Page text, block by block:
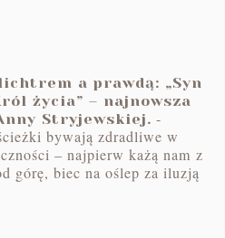
a prawdą: „Syn
życia” – najnowsza
Stryjewskiej. -
bywają zdradliwe w
– najpierw każą nam z
górę, biec na oślep za iluzją